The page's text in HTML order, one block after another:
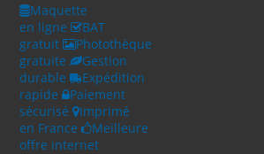
Maquette
en ligne
BAT
gratuit
Photothèque
gratuite
Gestion
durable
Expédition
rapide
Paiement
sécurisé
Imprimé
en France
Meilleure
offre internet